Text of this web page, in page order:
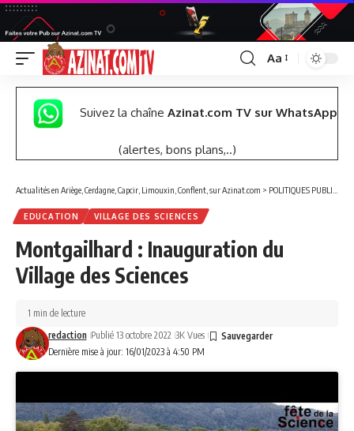
Font
Resizer
Aa
Suivez la chaîne Azinat.com TV sur WhatsApp
(alertes, bons plans,..)
Actualités en Ariège, Cerdagne, Capcir, Limouxin, Conflent, sur Azinat.com > POLITIQUES PUBLIQUES
EDUCATION VILLAGE DES SCIENCES
Montgailhard : Inauguration du
Village des Sciences
Dernière mise à jour: 16/01/2023 à 4:50 PM
redaction Publié 13 octobre 2022 3K Vues
1 min de lecture